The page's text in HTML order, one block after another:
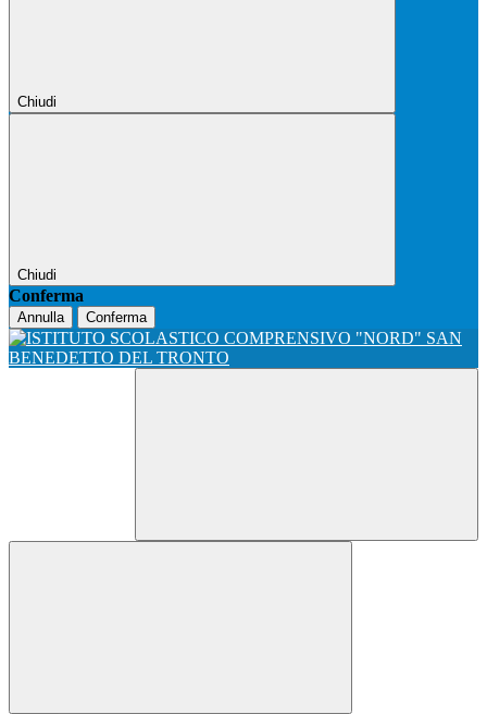
Chiudi
Chiudi
Conferma
Annulla Conferma